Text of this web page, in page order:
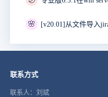
🌸 [v20.01]从文件导入
联系方式
联系人：刘斌